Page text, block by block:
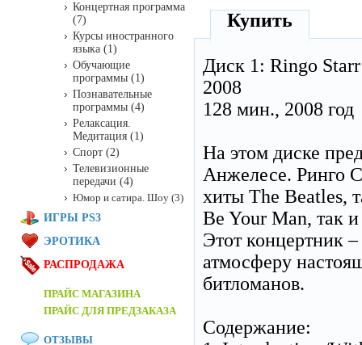
Купить
Диск 1: Ringo
2008
128 мин., 2008 год
На этом диске
Анжелесе. Ринго
хиты The Beatles,
Be Your Man, так
Этот концертник
атмосферу
битломанов.
Содержание:
Концертная программа
(7)
Курсы иностранного
языка (1)
Обучающие
программы (1)
Познавательные
программы (4)
Релаксация.
Медитация (1)
Спорт (2)
Телевизионные
передачи (4)
Юмор и сатира. Шоу (3)
ИГРЫ PS3
ЭРОТИКА
РАСПРОДАЖА
ПРАЙС МАГАЗИНА
ПРАЙС ДЛЯ ПРЕДЗАКАЗА
ОТЗЫВЫ